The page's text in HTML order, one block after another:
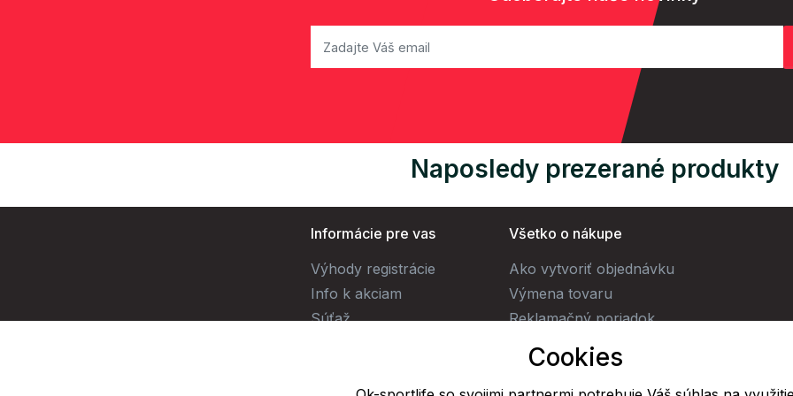
Naposledy prezerané produkty
Informácie pre vas
Výhody registrácie
Info k akciam
Súťaž
Všetko o nákupe
Ako vytvoriť objednávku
Výmena tovaru
Reklamačný poriadok
Obchodné podmienky
Doprava
Cookies